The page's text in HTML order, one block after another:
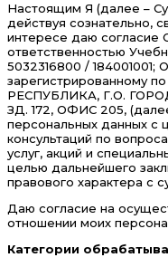
Настоящим Я (далее –
действуя сознательно,
интересе даю согласие
ответственностью
5032316800 / 184001001;
зарегистрированному
РЕСПУБЛИКА, Г.О.
ЗД. 172, ОФИС 205,
персональных данных с
консультаций по
услуг, акций и
целью дальнейшего
правового характера с
Даю согласие на
отношении моих
Категории